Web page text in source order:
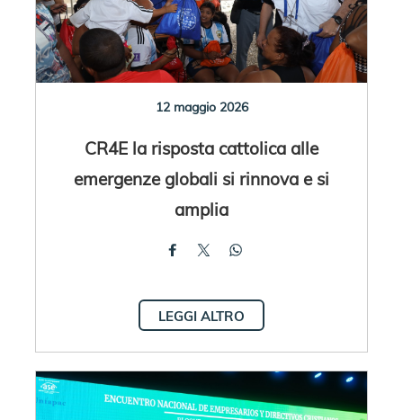
12 maggio 2026
CR4E la risposta cattolica alle
emergenze globali si rinnova e si
amplia
LEGGI ALTRO